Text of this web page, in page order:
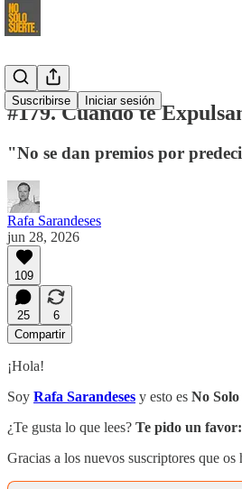
Suscribirse Iniciar sesión
#179. Cuando te
"No se dan premios por
Rafa Sarandeses
jun 28, 2026
109
25
6
Compartir
¡Hola!
Soy Rafa Sarandeses y esto es No
¿Te gusta lo que lees? Te pido un favor:
Gracias a los nuevos suscriptores que